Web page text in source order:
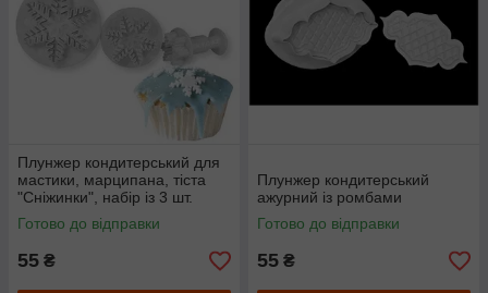
Плунжер кондитерський для
мастики, марципана, тіста
"Сніжинки", набір із 3 шт.
Готово до відправки
55 ₴
Плунжер кондитерський
ажурний із ромбами
Готово до відправки
55 ₴